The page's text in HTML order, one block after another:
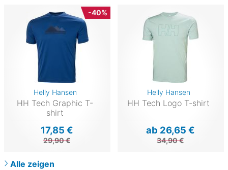
-40%
Helly Hansen
HH Tech Graphic T-
shirt
17,85 €
29,90 €
Helly Hansen
HH Tech Logo T-shirt
ab 26,65 €
34,90 €
Alle zeigen